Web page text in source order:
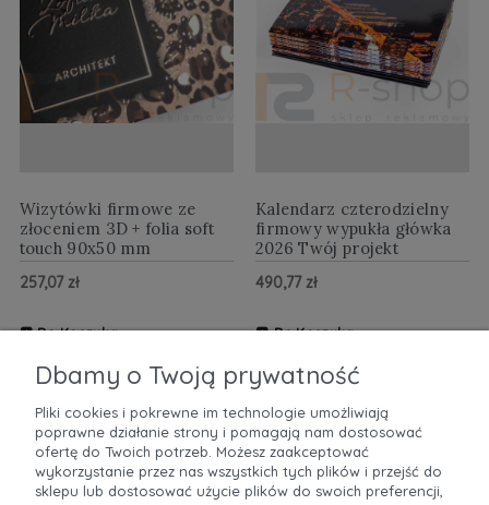
Wizytówki firmowe ze
złoceniem 3D + folia soft
touch 90x50 mm
257,07 zł
Do Koszyka
Kalendarz czterodzielny
firmowy wypukła główka
2026 Twój projekt
490,77 zł
Do Koszyka
POMOC
MOJE KONTO
Dbamy o Twoją prywatność
Pliki cookies i pokrewne im technologie umożliwiają
poprawne działanie strony i pomagają nam dostosować
ofertę do Twoich potrzeb. Możesz zaakceptować
wykorzystanie przez nas wszystkich tych plików i przejść do
sklepu lub dostosować użycie plików do swoich preferencji,